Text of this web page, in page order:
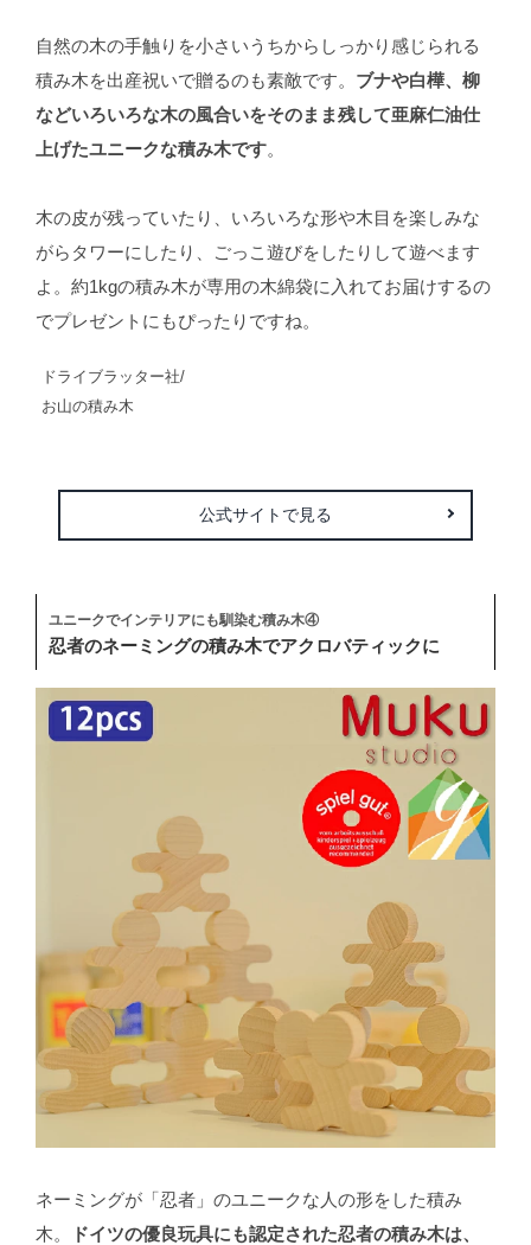
自然の木の手触りを小さいうちからしっかり感じられる
積み木を出産祝いで贈るのも素敵です。 ブナや白樺、柳
などいろいろな木の風合いをそのまま残して亜麻仁油仕
上げたユニークな積み木です。
木の皮が残っていたり、いろいろな形や木目を楽しみな
がらタワーにしたり、ごっこ遊びをしたりして遊べます
よ。約1kgの積み木が専用の木綿袋に入れてお届けするの
でプレゼントにもぴったりですね。
ドライブラッター社/
お山の積み木
公式サイトで見る
ユニークでインテリアにも馴染む積み木④
忍者のネーミングの積み木でアクロバティックに
ネーミングが「忍者」のユニークな人の形をした積み
木。
ドイツの優良玩具にも認定された忍者の積み木は、